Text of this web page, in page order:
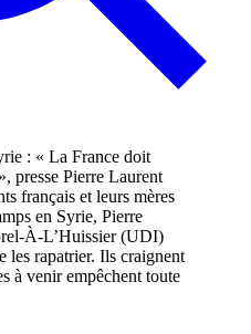
français et leurs mères
en Syrie, Pierre
À-L’Huissier (UDI)
les rapatrier. Ils craignent
à venir empêchent toute